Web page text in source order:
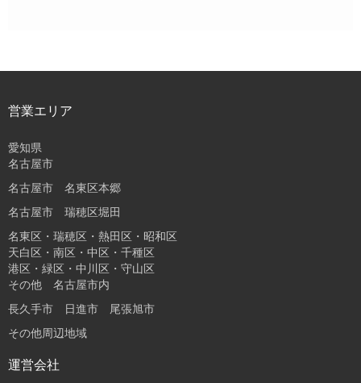
営業エリア
愛知県
名古屋市
名古屋市 名東区本郷
名古屋市 瑞穂区堀田
名東区・瑞穂区・熱田区・昭和区
天白区・南区・中区・千種区
港区・緑区・中川区・守山区
その他 名古屋市内
長久手市 日進市 尾張旭市
その他周辺地域
運営会社